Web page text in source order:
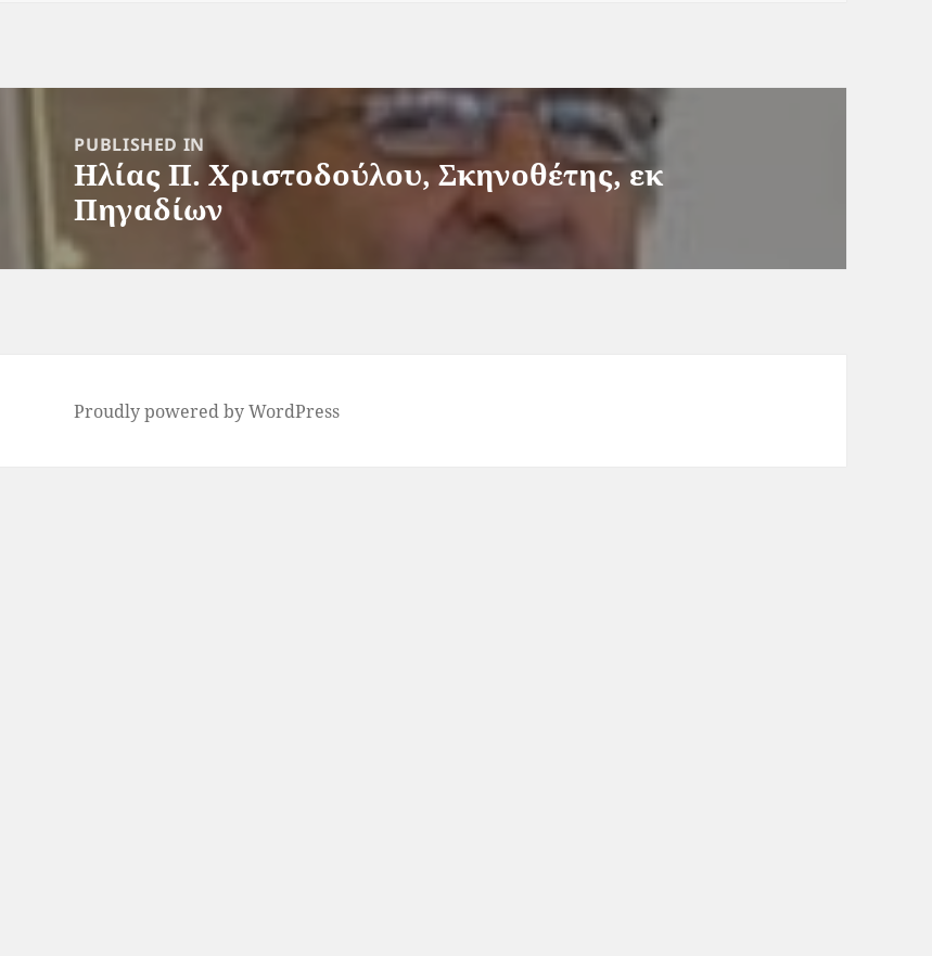
navigationPUBLISHED IN
Ηλίας Π. Χριστοδούλου, Σκηνοθέτης, εκ
Πηγαδίων
Proudly powered by WordPress